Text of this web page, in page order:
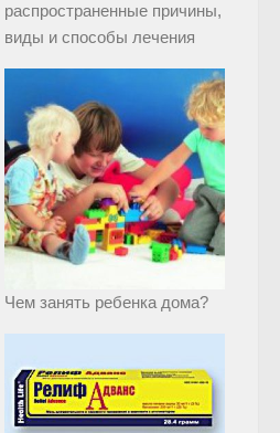
распространенные причины,
виды и способы лечения
Чем занять ребенка дома?